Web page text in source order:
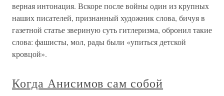
верная интонация. Вскоре после войны один из крупных
наших писателей, признанный художник слова, бичуя в
газетной статье звериную суть гитлеризма, обронил такие
слова: фашисты, мол, рады были «упиться детской
кровцой».
Когда Анисимов сам собой